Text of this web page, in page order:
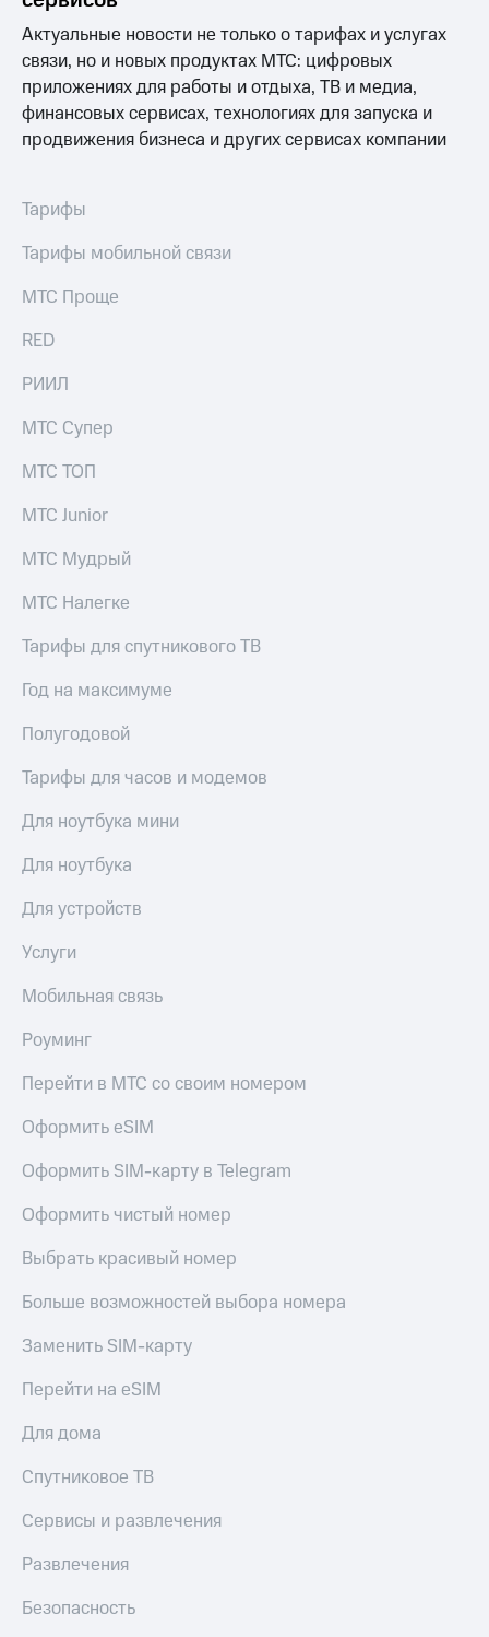
МТС
о технологиях
Достижения
Интервью
Контакты
в
секретарь
информации
акционерам
Документы
ПАО
Собрания
акционеров
Личный
кабинет
акционера
Акционерный
Контроль
аудит
акций
Описание
выкупа
облигаций
Описание
Еврооблигации-2023
Уведомление
о
именных
Другое
Регистратор
Контакты
деловая этика
Актуальные новости не только о тарифах и услугах
связи, но и новых продуктах МТС: цифровых
приложениях для работы и отдыха, ТВ и медиа,
финансовых сервисах, технологиях для запуска и
продвижения бизнеса и других сервисах компании
Тарифы
Тарифы мобильной связи
МТС Проще
RED
РИИЛ
МТС Супер
МТС ТОП
МТС Junior
МТС Мудрый
МТС Налегке
Тарифы для спутникового ТВ
Год на максимуме
Полугодовой
Тарифы для часов и модемов
Для ноутбука мини
Для ноутбука
Для устройств
Услуги
Мобильная связь
Роуминг
Перейти в МТС со своим номером
Оформить eSIM
Оформить SIM-карту в Telegram
Оформить чистый номер
Выбрать красивый номер
Больше возможностей выбора номера
Заменить SIM-карту
Перейти на eSIM
Для дома
Спутниковое ТВ
Сервисы и развлечения
Развлечения
Безопасность